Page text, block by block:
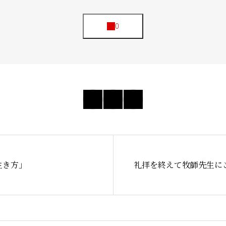
お知らせ
方」 礼拝を終えて牧師先生に